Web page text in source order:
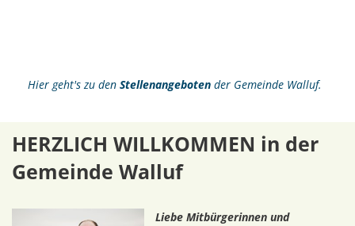
Hier geht's zu den Stellenangeboten der Gemeinde Walluf.
HERZLICH WILLKOMMEN in der
Gemeinde Walluf
Liebe Mitbürgerinnen und